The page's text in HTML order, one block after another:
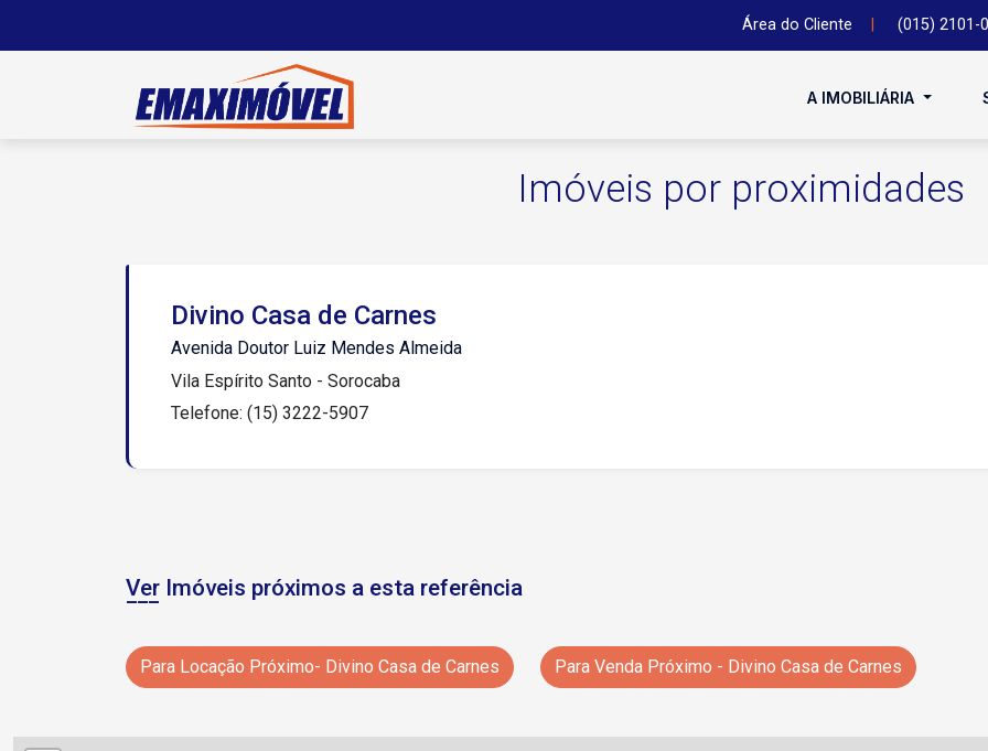
Área do Cliente (015) 2101-
A IMOBILIÁRIA
Imóveis por proximidades
Divino Casa de Carnes
Avenida Doutor Luiz Mendes Almeida
Vila Espírito Santo - Sorocaba
Telefone: (15) 3222-5907
Ver Imóveis próximos a esta referência
Para Locação Próximo- Divino Casa de Carnes Para Venda Próximo - Divino Casa de Carnes